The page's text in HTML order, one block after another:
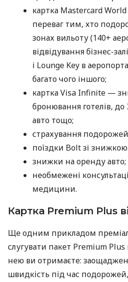
картка Mastercard
переваг тим, хто
зонах вильоту (140+
відвідування бізнес-
і Lounge Key в
багато чого іншого;
картка Visa Infinite —
бронювання готелів, до
авто тощо;
страхування
поїздки Bolt зі знижкою
знижки на оренду авто;
необмежені
медицини.
Картка Premium Plus
Ще одним прикладом
слугувати пакет Premium Plus
нею ви отримаєте:
швидкість під час